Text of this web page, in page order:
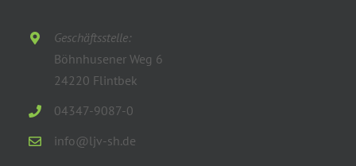
Geschäftsstelle:
Böhnhusener Weg 6
24220 Flintbek
04347-9087-0
info@ljv-sh.de